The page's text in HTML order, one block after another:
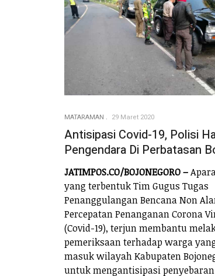
MATARAMAN 29 Maret 2020
Antisipasi Covid-19, Polisi
Pengendara Di Perbatasan
JATIMPOS.CO/BOJONEGORO –
yang terbentuk Tim Gugus Tugas
Penanggulangan Bencana Non
Percepatan Penanganan Corona
(Covid-19), terjun membantu
pemeriksaan terhadap warga
masuk wilayah Kabupaten
untuk mengantisipasi penyebaran